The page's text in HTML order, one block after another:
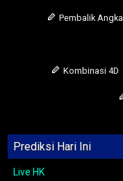
Pembalik Angka
Kombinasi 4D
Prediksi Hari Ini
Live HK